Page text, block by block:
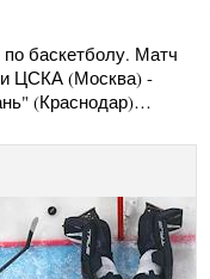
баскетболу. Матч
ЦСКА (Москва) -
(Краснодар)…